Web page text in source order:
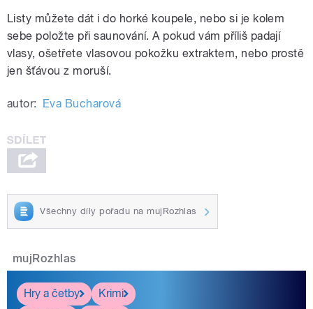
Listy můžete dát i do horké koupele, nebo si je kolem
sebe položte při saunování. A pokud vám příliš padají
vlasy, ošetřete vlasovou pokožku extraktem, nebo prostě
jen šťávou z moruší.
autor: Eva Bucharová
Všechny díly pořadu na mujRozhlas
mujRozhlas
Hry a četby
Krimi